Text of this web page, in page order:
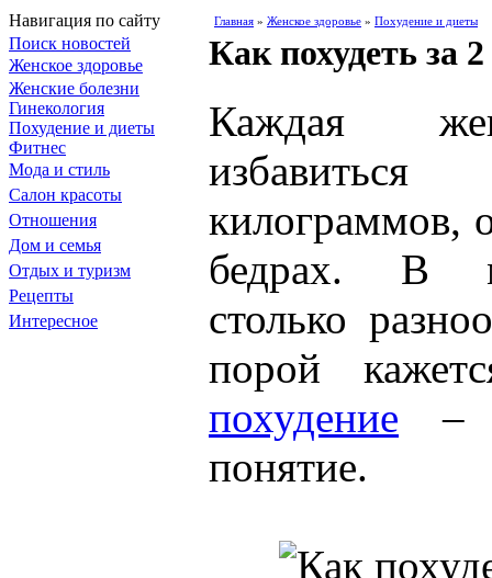
Навигация по сайту
Поиск новостей
Женское здоровье
Женские болезни
Гинекология
Похудение и диеты
Фитнес
Мода и стиль
Салон красоты
Отношения
Дом и семья
Отдых и туризм
Рецепты
Интересное
Главная » Женское здоровье » Похудение и диеты
Как похудеть за
Каждая
килограммов,
бедрах. В
столько
порой
похудение –
понятие.